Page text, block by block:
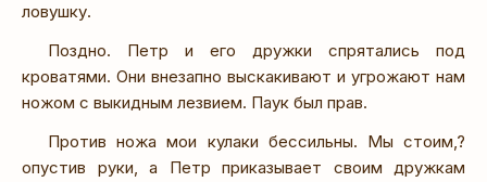
ловушку.
Поздно. Петр и его дружки спрятались под
кроватями. Они внезапно выскакивают и угрожают нам
ножом с выкидным лезвием. Паук был прав.
Против ножа мои кулаки бессильны. Мы стоим,?
опустив руки, а Петр приказывает своим дружкам